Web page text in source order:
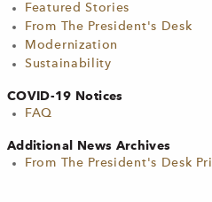
Featured Stories
From The President's Desk
Modernization
Sustainability
COVID-19 Notices
FAQ
Additional News Archives
From The President's Desk